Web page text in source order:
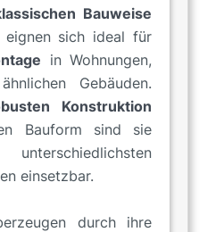
Bauweise
sich ideal für
in Wohnungen,
Gebäuden.
Konstruktion
Bauform sind sie
einsetzbar.
durch ihre